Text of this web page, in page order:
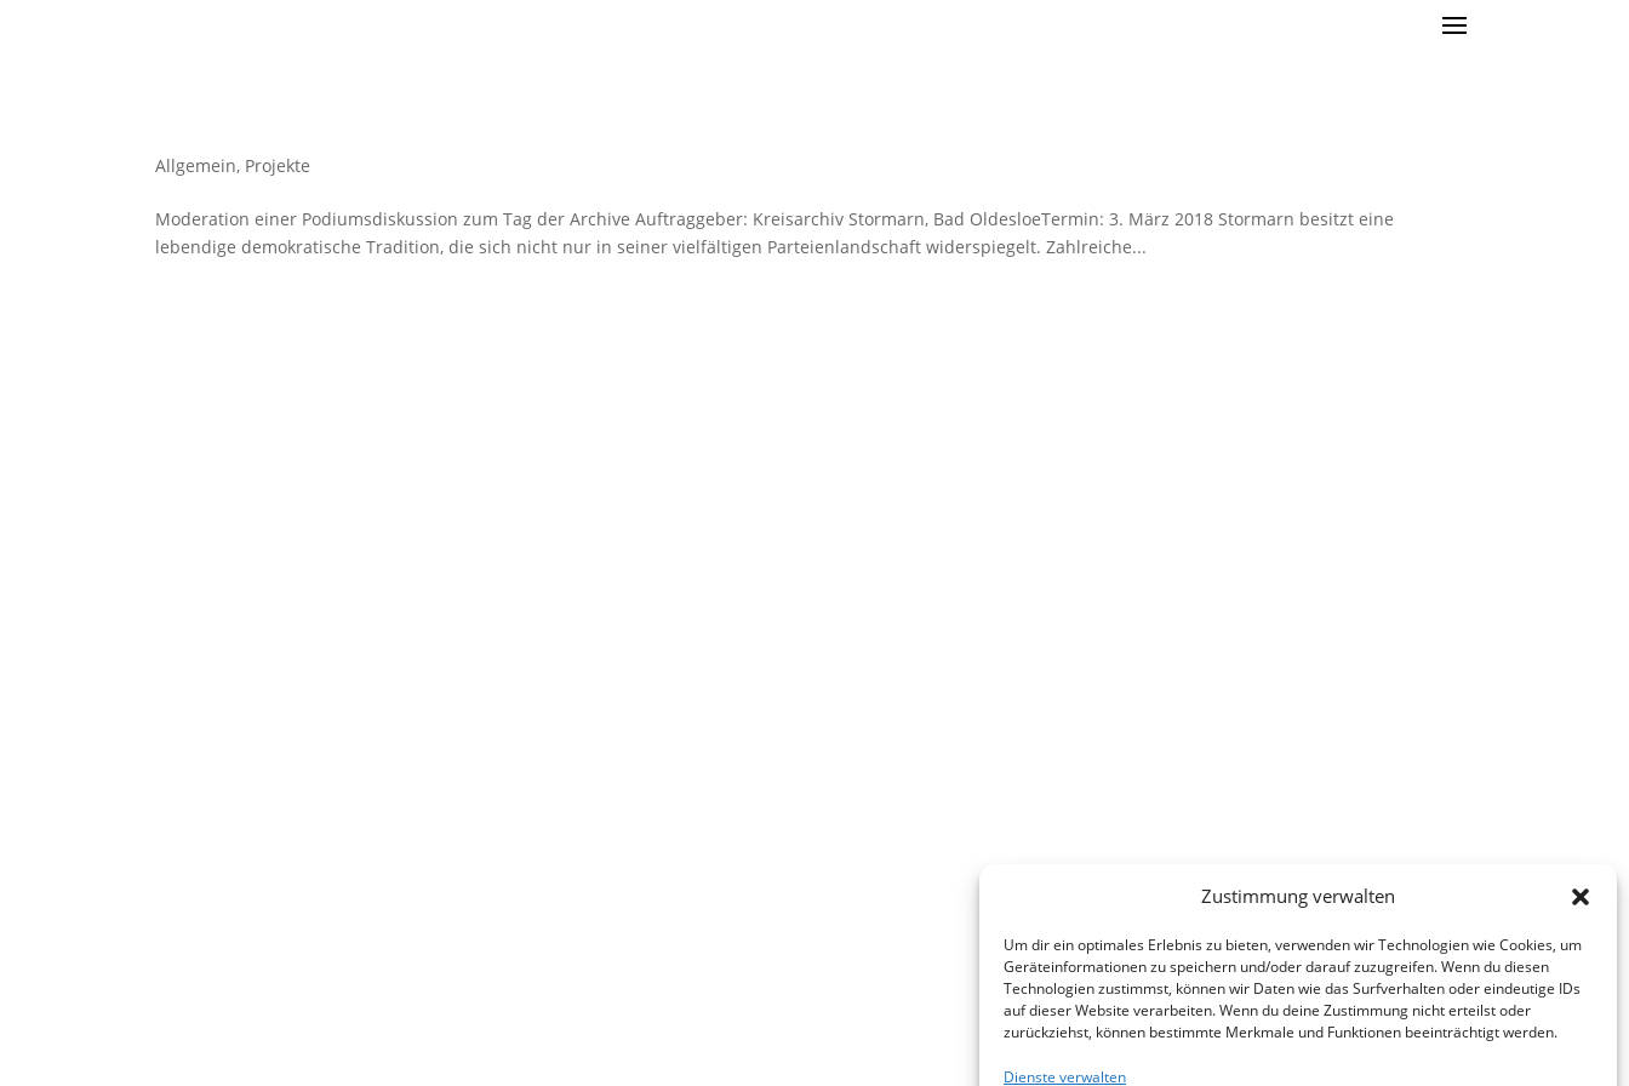
Zustimmung verwalten
Um dir ein optimales Erlebnis zu bieten, verwenden wir Technologien wie Cookies, um
Geräteinformationen zu speichern und/oder darauf zuzugreifen. Wenn du diesen
Technologien zustimmst, können wir Daten wie das Surfverhalten oder eindeutige IDs
auf dieser Website verarbeiten. Wenn du deine Zustimmung nicht erteilst oder
zurückziehst, können bestimmte Merkmale und Funktionen beeinträchtigt werden.
Dienste verwalten
Allgemein, Projekte
Moderation einer Podiumsdiskussion zum Tag der Archive Auftraggeber: Kreisarchiv Stormarn, Bad OldesloeTermin: 3. März 2018 Stormarn besitzt eine
lebendige demokratische Tradition, die sich nicht nur in seiner vielfältigen Parteienlandschaft widerspiegelt. Zahlreiche...